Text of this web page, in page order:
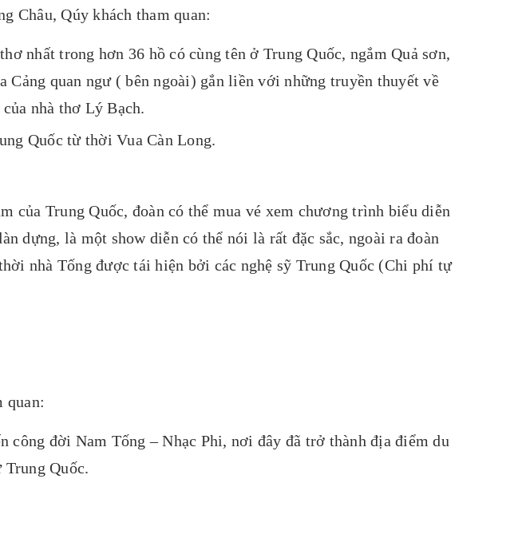
Châu, Qúy khách tham quan:
nhất trong hơn 36 hồ có cùng tên ở Trung Quốc, ngắm Quả sơn,
quan ngư ( bên ngoài) gắn liền với những truyền thuyết về
nhà thơ Lý Bạch.
Quốc từ thời Vua Càn Long.
của Trung Quốc, đoàn có thể mua vé xem chương trình biểu diễn
dựng, là một show diễn có thể nói là rất đặc sắc, ngoài ra đoàn
nhà Tống được tái hiện bởi các nghệ sỹ Trung Quốc (Chi phí tự
quan:
đời Nam Tống – Nhạc Phi, nơi đây đã trở thành địa điểm du
Quốc.